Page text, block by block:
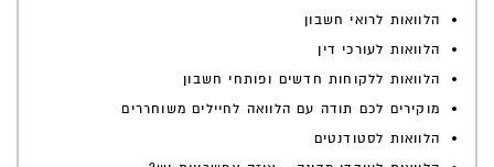
הלוואות לרואי חשבון
הלוואות לעורכי דין
הלוואות ללקוחות חדשים ופותחי חשבון
מוקירים לכם תודה עם הלוואה לחיילים משוחררים
הלוואות לסטודנטים